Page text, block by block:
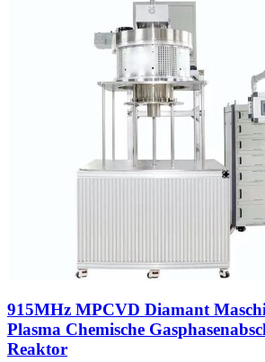
915MHz MPCVD Diamant
Plasma Chemische
Reaktor